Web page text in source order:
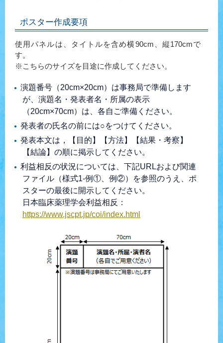
ポスター作成要項
使用パネルは、タイトルを含め横90cm、縦170cmで
す。
※こちらのサイズを目途に作成してください。
演題番号（20cm×20cm）は事務局で準備します
が、演題名・発表者名・所属の表示
（20cm×70cm）は、各自ご準備ください。
発表者の氏名の前には○をつけてください。
発表本文は，【目的】【方法】【結果・考察】
【結論】の順に掲示してください。
利益相反の状況については、下記URLおよび関連
ファイル（様式1-例①、例②）を参照のうえ、ポ
スターの最後に開示してください。
日本臨床薬理学会利益相反：
https://www.jscpt.jp/coi/index.html